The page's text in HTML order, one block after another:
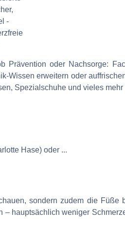
-
Prävention oder Nachsorge:
Wissen erweitern oder
Spezialschuhe und vieles
Hase) oder ...
sondern zudem die
hauptsächlich weniger